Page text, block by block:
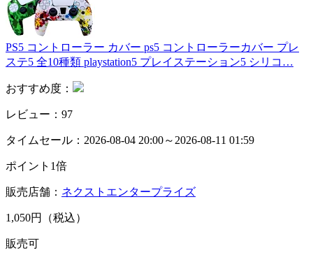
PS5 コントローラー カバー ps5 コントローラーカバー プレ
ステ5 全10種類 playstation5 プレイステーション5 シリコ…
おすすめ度：
レビュー：97
タイムセール：2026-08-04 20:00～2026-08-11 01:59
ポイント1倍
販売店舗： ネクストエンタープライズ
1,050円（税込）
販売可